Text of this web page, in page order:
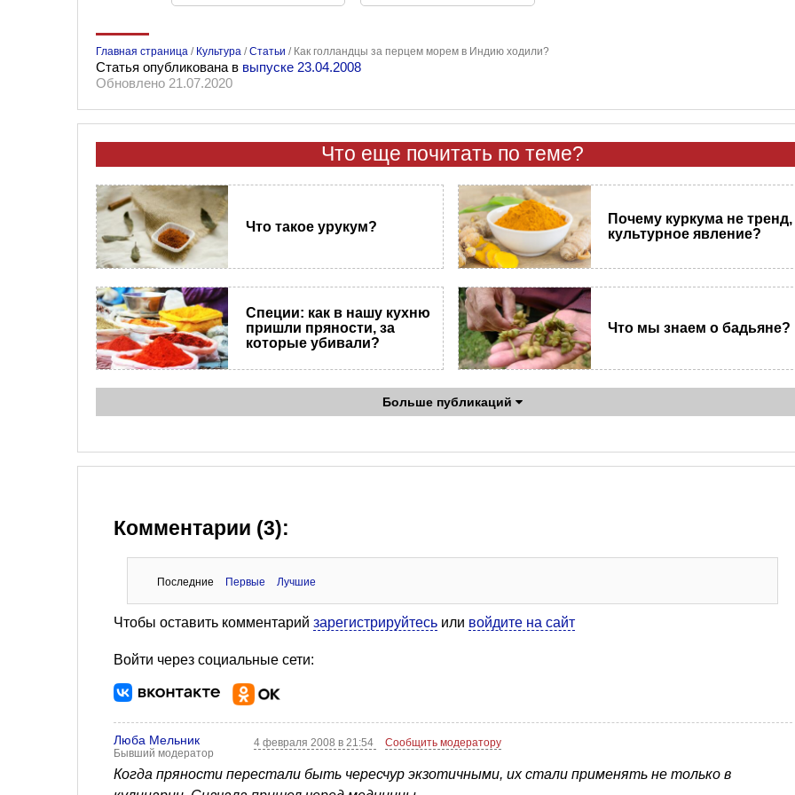
Главная страница / Культура /Статьи / Как голландцы за перцем морем в Индию ходили?
Статья опубликована в выпуске 23.04.2008
Обновлено 21.07.2020
Что еще почитать по теме?
Что такое урукум?
Почему куркума не тренд,
культурное явление?
Специи: как в нашу кухню
пришли пряности, за
которые убивали?
Что мы знаем о бадьяне?
Больше публикаций
Комментарии (3):
Последние Первые Лучшие
Чтобы оставить комментарий зарегистрируйтесь или войдите на сайт
Войти через социальные сети:
Люба Мельник
Бывший модератор
4 февраля 2008 в 21:54 Сообщить модератору
Когда пряности перестали быть чересчур экзотичными, их стали применять не только в